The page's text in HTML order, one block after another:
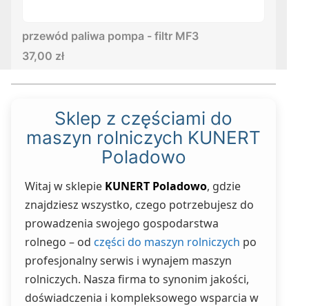
przewód paliwa pompa - filtr MF3
Cena
37,00 zł
Sklep z częściami do
maszyn rolniczych KUNERT
Poladowo
Witaj w sklepie KUNERT Poladowo, gdzie
znajdziesz wszystko, czego potrzebujesz do
prowadzenia swojego gospodarstwa
rolnego – od części do maszyn rolniczych po
profesjonalny serwis i wynajem maszyn
rolniczych. Nasza firma to synonim jakości,
doświadczenia i kompleksowego wsparcia w